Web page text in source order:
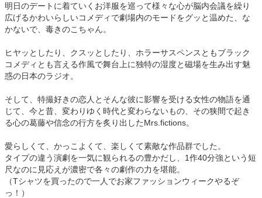
明日のデートに着ていくお洋服を巡って様々な心が脳内会議を繰り
広げるかわいらしいコメディで劇場内のモードをグッと温めた、な
かないで、毒きのこちゃん。
ヒヤッとしたり、クスッとしたり、ホラーサスペンスともブラック
コメディとも言える作風で舞台上に独特の湿度と磁場を生み出す魅
惑の日本のラジオ。
そして、特撮好きの恋人とそんな彼に影響を受ける女性の物語を通
じて、今と昔、変わりゆく時代と変わらないもの、その狭間で起き
る心の葛藤や信念の行方を炙り出したMrs.fictions。
愛らしくて、かっこよくて、楽しくて素敵な作品群でした。
タイプの違う演劇を一気に観られるの豊かだし、1作40分強という短
尺なのに見応えが濃密で各々の劇作の力を堪能。
（Tシャツを買ったので一人でお家ファッションウィークやるぞ
っ！）